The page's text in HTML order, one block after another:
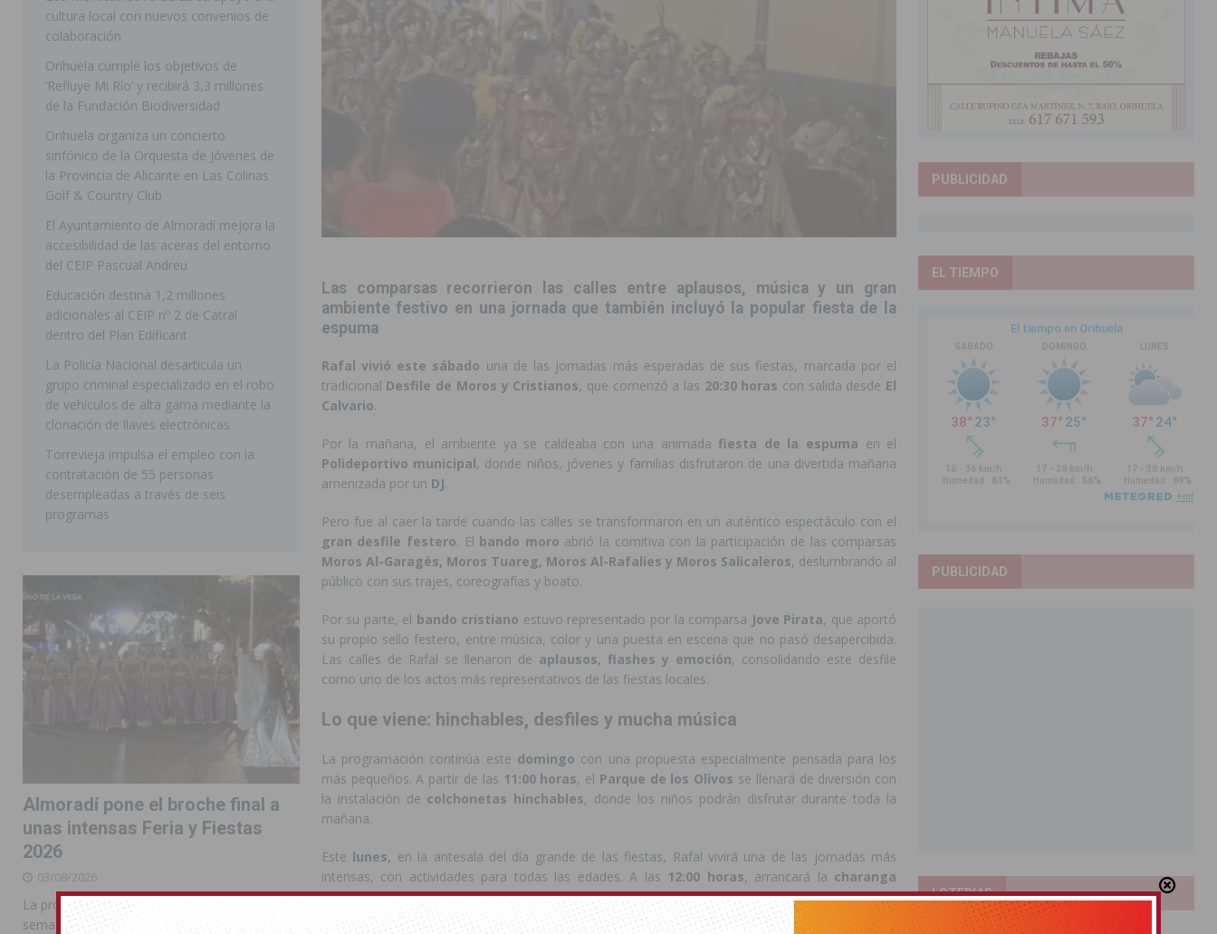
[ 07/08/2026 ] La Generalitat impulsa el desdoblamiento de la CV-95, clave para Torrevieja
[ 07/08/2026 ] Benferri ya se prepara para dar comienzo a sus Fiestas 2026
[ 07/08/2026 ] Rojales clausura con éxito las Fiestas de las Urbanizaciones de Ciudad Quesada 2026
[ 08/08/2026 ] Controlado un incendio en la cocina de una vivienda de un quinto piso en Callosa de Segura
[ 08/08/2026 ] Benferri da comienzo a sus fiestas con una noche de emoción, tradición y celebración
[ 07/08/2026 ]
Los Montesinos refuerza su apoyo a la cultura local con nuevos convenios de colaboración
Las comparsas recorrieron las calles entre aplausos, música y un gran
ambiente festivo en una jornada que también incluyó la popular fiesta de la
espuma
Rafal vivió este sábado una de las jornadas más esperadas de sus fiestas, marcada por el
tradicional Desfile de Moros y Cristianos, que comenzó a las 20:30 horas con salida desde El
Calvario.
Por la mañana, el ambiente ya se caldeaba con una animadafiesta de la espuma en el
Polideportivo municipal, donde niños, jóvenes y familias disfrutaron de una divertida mañana
amenizada por un DJ.
Pero fue al caer la tarde cuando las calles se transformaron en un auténtico espectáculo con el
gran desfile festero. El bando moro abrió la comitiva con la participación de las comparsas
Moros Al-Garagés, Moros Tuareg, Moros Al-Rafalíes y Moros Salicaleros, deslumbrando al
público con sus trajes, coreografías y boato.
Por su parte, el bando cristiano estuvo representado por la comparsa Jove Pirata, que aportó
su propio sello festero, entre música, color y una puesta en escena que no pasó desapercibida.
Las calles de Rafal se llenaron de aplausos, flashes y emoción, consolidando este desfile
como uno de los actos más representativos de las fiestas locales.
Lo que viene: hinchables, desfiles y mucha música
La programación continúa este domingo con una propuesta especialmente pensada para los
más pequeños. A partir de las 11:00 horas, el Parque de los Olivos se llenará de diversión con
la instalación de colchonetas hinchables, donde los niños podrán disfrutar durante toda la
mañana.
Este lunes, en la antesala del día grande de las fiestas, Rafal vivirá una de las jornadas más
intensas, con actividades para todas las edades. A las 12:00 horas, arrancará la charanga
infantil, que saldrá desde laPlaza de España, llevando la música y el ambiente festivo a los
cultura local con nuevos convenios de
colaboración
Orihuela cumple los objetivos de
‘Refluye Mi Río’ y recibirá 3,3 millones
de la Fundación Biodiversidad
Orihuela organiza un concierto
sinfónico de la Orquesta de Jóvenes de
la Provincia de Alicante en Las Colinas
Golf & Country Club
El Ayuntamiento de Almoradí mejora la
accesibilidad de las aceras del entorno
del CEIP Pascual Andreu
Educación destina 1,2 millones
adicionales al CEIP nº 2 de Catral
dentro del Plan Edificant
La Policía Nacional desarticula un
grupo criminal especializado en el robo
de vehículos de alta gama mediante la
clonación de llaves electrónicas
Torrevieja impulsa el empleo con la
contratación de 55 personas
desempleadas a través de seis
programas
Almoradí pone el broche final a
unas intensas Feria y Fiestas
2026
03/08/2026
La programación reunió durante más de una
semana actos institucionales, conciertos,
PUBLICIDAD
EL TIEMPO
PUBLICIDAD
LOTERIAS